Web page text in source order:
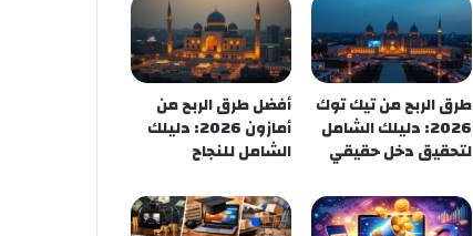
طرق الربح من تيك توك
2026: دليلك الشامل
لتحقيق دخل حقيقي
أفضل طرق الربح من
أمازون 2026: دليلك
الشامل للنجاح